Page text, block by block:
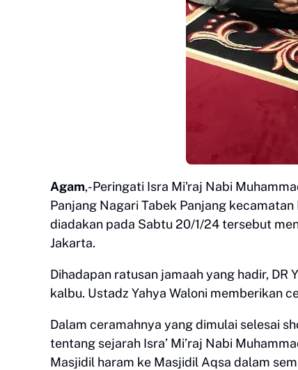
Agam,-Peringati Isra Mi'raj Nabi
Panjang Nagari Tabek Panjang
diadakan pada Sabtu 20/1/24 tersebut
Jakarta.
Dihadapan ratusan jamaah yang hadir,
kalbu. Ustadz Yahya Waloni memberikan
Dalam ceramahnya yang dimulai selesai
tentang sejarah Isra’ Mi’raj Nabi
Masjidil haram ke Masjidil Aqsa dalam